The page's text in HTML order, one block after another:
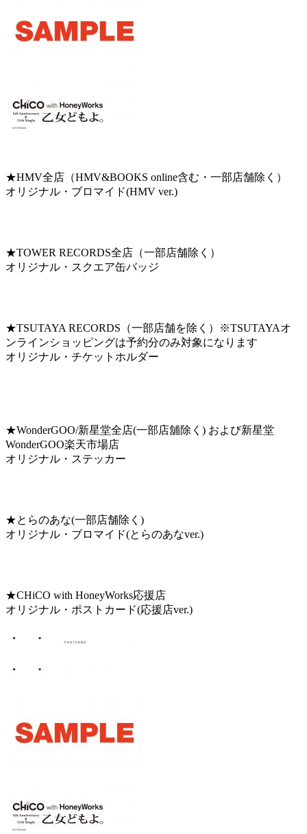
★HMV全店（HMV&BOOKS online含む・一部店舗除く）
オリジナル・ブロマイド(HMV ver.)
★TOWER RECORDS全店（一部店舗除く）
オリジナル・スクエア缶バッジ
★TSUTAYA RECORDS（一部店舗を除く）※TSUTAYAオ
ンラインショッピングは予約分のみ対象になります
オリジナル・チケットホルダー
★WonderGOO/新星堂全店(一部店舖除く) および新星堂
WonderGOO楽天市場店
オリジナル・ステッカー
★とらのあな(一部店舗除く)
オリジナル・ブロマイド(とらのあなver.)
★CHiCO with HoneyWorks応援店
オリジナル・ポストカード(応援店ver.)